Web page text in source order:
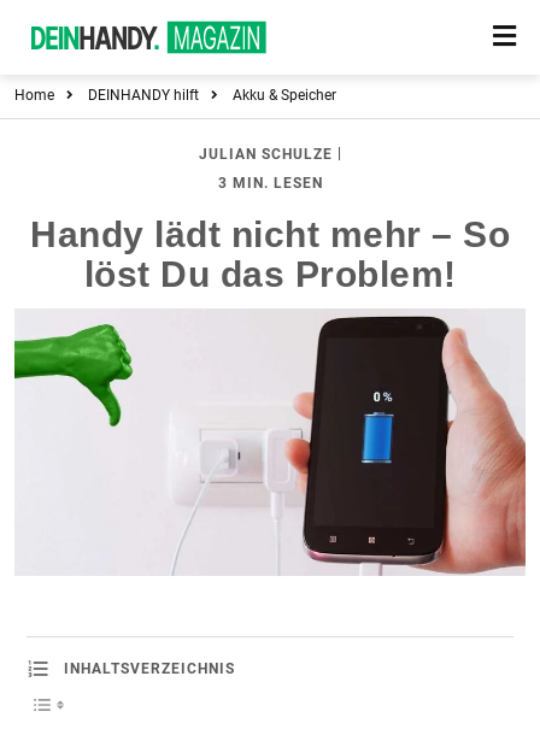
Home DEINHANDY hilft Akku & Speicher
JULIAN SCHULZE
3 MIN. LESEN
Handy lädt nicht mehr – So
löst Du das Problem!
INHALTSVERZEICHNIS